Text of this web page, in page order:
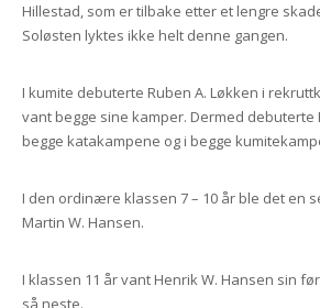
Hillestad, som er tilbake etter et lengre
Soløsten lyktes ikke helt denne gangen.
I kumite debuterte Ruben A. Løkken i
vant begge sine kamper. Dermed debuterte
begge katakampene og i begge
I den ordinære klassen 7 – 10 år ble det en
Martin W. Hansen.
I klassen 11 år vant Henrik W. Hansen sin
så neste.